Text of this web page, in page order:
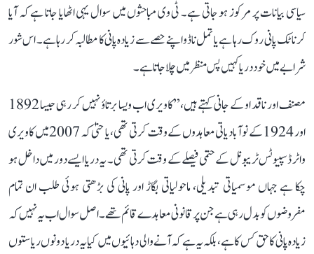
سیاسی بیانات پر مرکوز ہو جاتی ہے۔ ٹی وی مباحثوں میں سوال یہی اٹھایا جاتا ہے کہ آیا
کرناٹک پانی روک رہا ہے یا تمل ناڈو اپنے حصے سے زیادہ پانی کا مطالبہ کر رہا ہے۔ اس شور
شرابے میں خود دریا کہیں پس منظر میں چلا جاتا ہے۔
مصنف اور ناقد او کے جانی کہتے ہیں، ’’کاویری اب ویسا برتاؤ نہیں کر رہی جیسا 1892
اور 1924 کے نوآبادیاتی معاہدوں کے وقت کرتی تھی، یا حتیٰ کہ 2007 میں کاویری
واٹر ڈسپیوٹس ٹریبونل کے حتمی فیصلے کے وقت کرتی تھی۔ یہ دریا ایسے دور میں داخل ہو
چکا ہے جہاں موسمیاتی تبدیلی، ماحولیاتی بگاڑ اور پانی کی بڑھتی ہوئی طلب ان تمام
مفروضوں کو بدل رہی ہے جن پر قانونی معاہدے قائم تھے۔ اصل سوال اب یہ نہیں کہ
زیادہ پانی کا حق کس کا ہے، بلکہ یہ ہے کہ آنے والی دہائیوں میں کیا یہ دریا دونوں ریاستوں